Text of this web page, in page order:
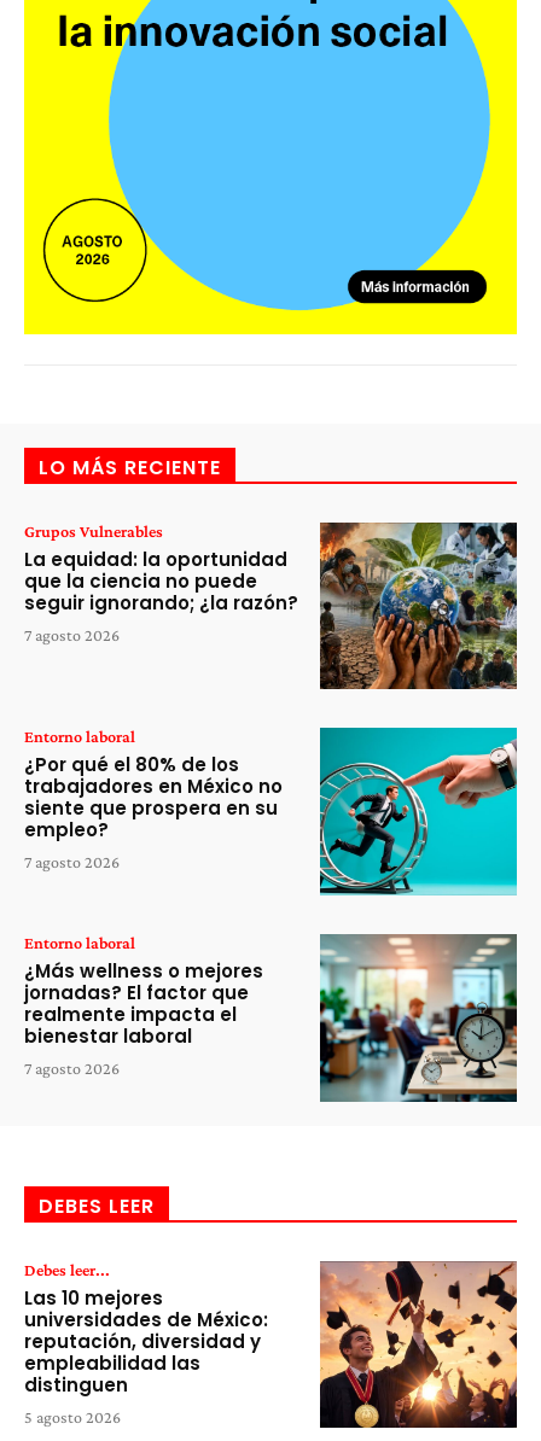
LO MÁS RECIENTE
Grupos Vulnerables
La equidad: la oportunidad
que la ciencia no puede
seguir ignorando; ¿la razón?
7 agosto 2026
Entorno laboral
¿Por qué el 80% de los
trabajadores en México no
siente que prospera en su
empleo?
7 agosto 2026
Entorno laboral
¿Más wellness o mejores
jornadas? El factor que
realmente impacta el
bienestar laboral
7 agosto 2026
DEBES LEER
Debes leer...
Las 10 mejores
universidades de México:
reputación, diversidad y
empleabilidad las
distinguen
5 agosto 2026